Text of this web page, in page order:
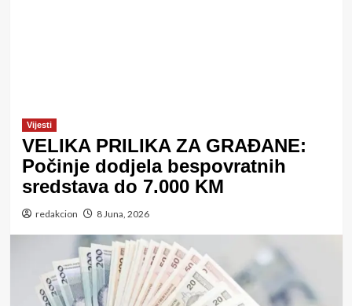
Vijesti
VELIKA PRILIKA ZA GRAĐANE:
Počinje dodjela bespovratnih
sredstava do 7.000 KM
redakcion 8 Juna, 2026